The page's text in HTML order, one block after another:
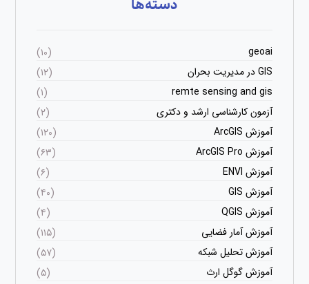
دسته‌ها
geoai
(۱۰)
GIS در مدیریت بحران
(۱۲)
remte sensing and gis
(۱)
آزمون کارشناسی ارشد و دکتری
(۲)
آموزش ArcGIS
(۱۲۰)
آموزش ArcGIS Pro
(۶۳)
آموزش ENVI
(۶)
آموزش GIS
(۴۰)
آموزش QGIS
(۴)
آموزش آمار فضایی
(۱۱۵)
آموزش تحلیل شبکه
(۵۷)
آموزش گوگل ارث
(۵)